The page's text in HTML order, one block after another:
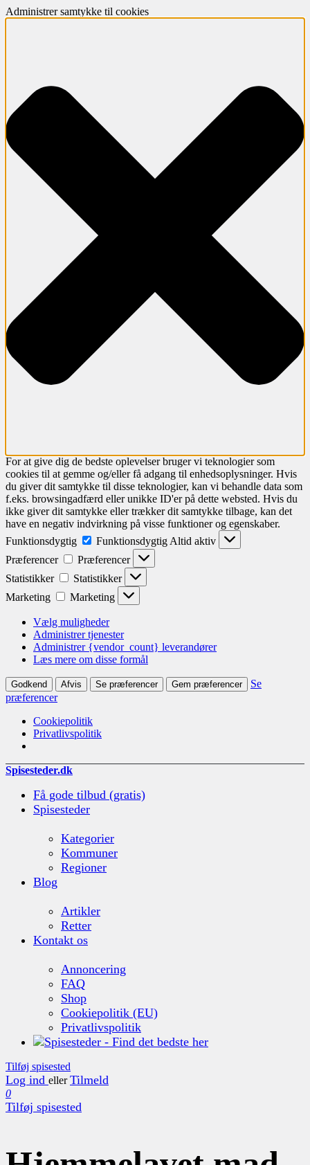
Administrer samtykke til cookies
For at give dig de bedste oplevelser bruger vi teknologier som
cookies til at gemme og/eller få adgang til enhedsoplysninger. Hvis
du giver dit samtykke til disse teknologier, kan vi behandle data som
f.eks. browsingadfærd eller unikke ID'er på dette websted. Hvis du
ikke giver dit samtykke eller trækker dit samtykke tilbage, kan det
have en negativ indvirkning på visse funktioner og egenskaber.
Funktionsdygtig
Funktionsdygtig Altid aktiv
Præferencer
Præferencer
Statistikker
Statistikker
Marketing
Marketing
Vælg muligheder
Administrer tjenester
Administrer {vendor_count} leverandører
Læs mere om disse formål
Godkend Afvis Se præferencer Gem præferencer
Se
præferencer
Cookiepolitik
Privatlivspolitik
Spisesteder.dk
Få gode tilbud (gratis)
Spisesteder
Kategorier
Kommuner
Regioner
Blog
Artikler
Retter
Kontakt os
Annoncering
FAQ
Shop
Cookiepolitik (EU)
Privatlivspolitik
Tilføj spisested
Log ind eller Tilmeld
0
Tilføj spisested